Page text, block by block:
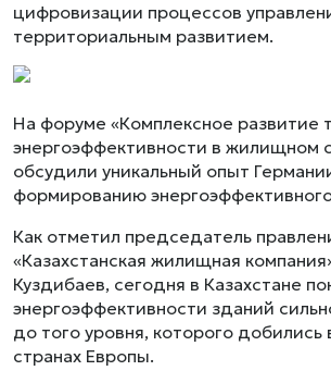
цифровизации процессов
территориальным развитием.
На форуме «Комплексное развитие
энергоэффективности в жилищном
обсудили уникальный опыт
формированию
Как отметил председатель
«Казахстанская жилищная
Куздибаев, сегодня в Казахстане
энергоэффективности зданий
до того уровня, которого добились
странах Европы.